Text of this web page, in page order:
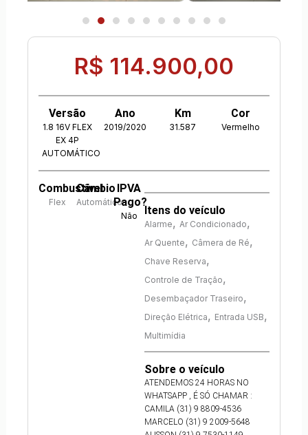
R$ 114.900,00
Versão
1.8 16V FLEX
EX 4P
AUTOMÁTICO
Ano
2019/2020
Km
31.587
Cor
Vermelho
Combustível
Flex
Câmbio
Automático
IPVA
Pago?
Não Itens do veículo
Alarme, Ar Condicionado,
Ar Quente, Câmera de Ré,
Chave Reserva,
Controle de Tração,
Desembaçador Traseiro,
Direção Elétrica, Entrada USB,
Multimídia
Sobre o veículo
ATENDEMOS 24 HORAS NO
WHATSAPP , É SÓ CHAMAR :
CAMILA (31) 9 8809-4536
MARCELO (31) 9 2009-5648